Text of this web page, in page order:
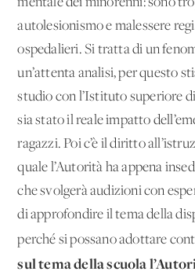
autolesionismo e malessere
ospedalieri. Si tratta di un
un’attenta analisi, per questo
studio con l’Istituto superiore
sia stato il reale impatto
ragazzi. Poi c’è il diritto
quale l’Autorità ha appena
che svolgerà audizioni con
di approfondire il tema della
perché si possano adottare
sul tema della scuola